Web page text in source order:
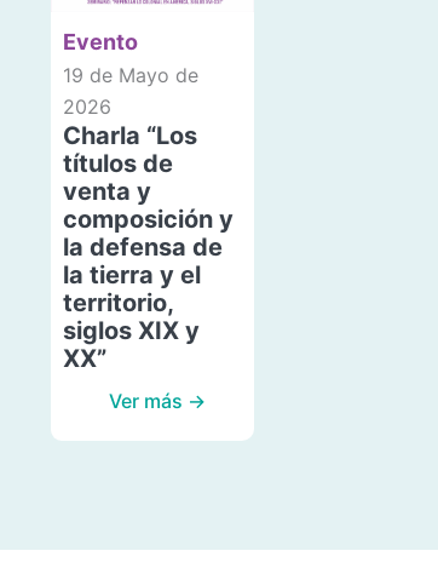
Evento
19 de Mayo de
2026
Charla “Los
títulos de
venta y
composición y
la defensa de
la tierra y el
territorio,
siglos XIX y
XX”
Ver más →